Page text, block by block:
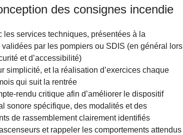
des consignes incendie
services techniques, présentées à la
par les pompiers ou SDIS (en général lors
et d’accessibilité)
simplicité, et la réalisation d’exercices chaque
qui suit la rentrée
rendu critique afin d’améliorer le dispositif
sonore spécifique, des modalités et des
de rassemblement clairement identifiés
et rappeler les comportements attendus